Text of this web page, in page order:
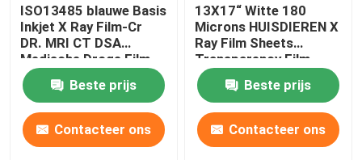
ISO13485 blauwe Basis
Inkjet X Ray Film-Cr
DR. MRI CT DSA
Medische Droge Film
Beste prijs
Contacteer ons
13X17“ Witte 180
Microns HUISDIEREN X
Ray Film Sheets
Transparency Film
voor Inkjet-Printers
Beste prijs
Contacteer ons